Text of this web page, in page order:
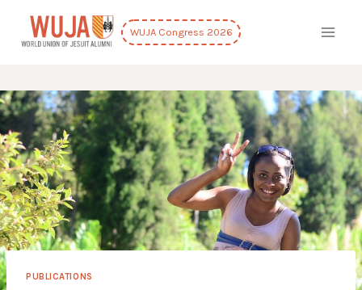
content
WUJA Congress 2026
PUBLICATIONS